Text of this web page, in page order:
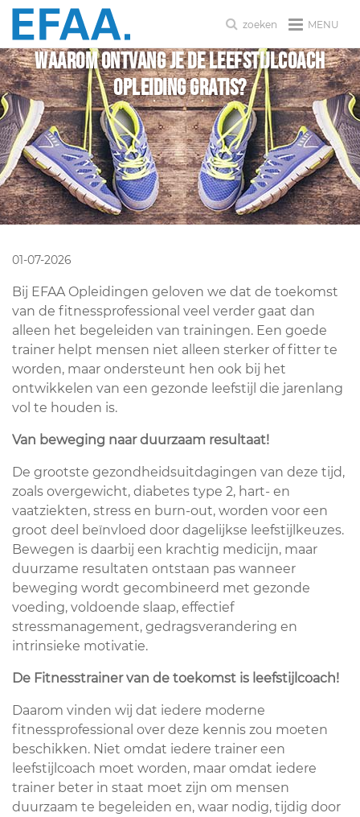
MENU
zoeken
Waarom ontvang je de Leefstijlcoach
opleiding gratis?
01-07-2026
Bij EFAA Opleidingen geloven we dat de toekomst
van de fitnessprofessional veel verder gaat dan
alleen het begeleiden van trainingen. Een goede
trainer helpt mensen niet alleen sterker of fitter te
worden, maar ondersteunt hen ook bij het
ontwikkelen van een gezonde leefstijl die jarenlang
vol te houden is.
Van beweging naar duurzaam resultaat!
De grootste gezondheidsuitdagingen van deze tijd,
zoals overgewicht, diabetes type 2, hart- en
vaatziekten, stress en burn-out, worden voor een
groot deel beïnvloed door dagelijkse leefstijlkeuzes.
Bewegen is daarbij een krachtig medicijn, maar
duurzame resultaten ontstaan pas wanneer
beweging wordt gecombineerd met gezonde
voeding, voldoende slaap, effectief
stressmanagement, gedragsverandering en
intrinsieke motivatie.
De Fitnesstrainer van de toekomst is leefstijlcoach!
Daarom vinden wij dat iedere moderne
fitnessprofessional over deze kennis zou moeten
beschikken. Niet omdat iedere trainer een
leefstijlcoach moet worden, maar omdat iedere
trainer beter in staat moet zijn om mensen
duurzaam te begeleiden en, waar nodig, tijdig door